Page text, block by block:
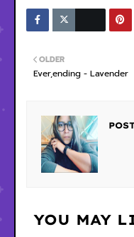
OLDER
Ever,ending - Lavender
YOU MAY